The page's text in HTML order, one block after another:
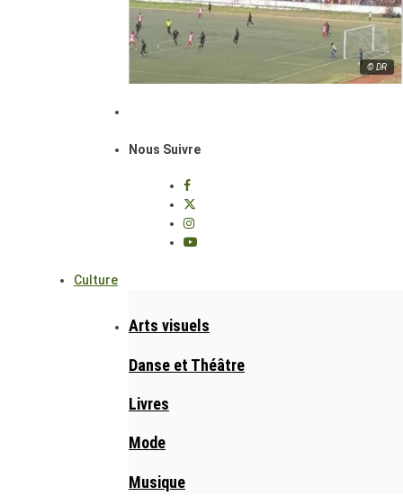
© DR
Nous Suivre
Culture
Arts visuels
Danse et Théâtre
Livres
Mode
Musique